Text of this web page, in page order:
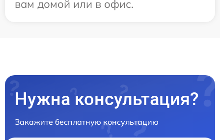
вам домой или в офис.
Нужна консультация?
Закажите бесплатную консультацию